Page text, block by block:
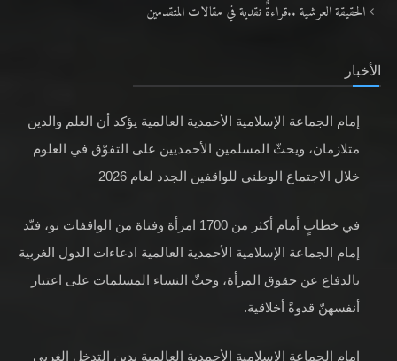
الحقيقة العرشية ..قراءةٌ نقدية في مقالات المتقدمين
الأخبار
إمام الجماعة الإسلامية الأحمدية العالمية يؤكد أن العلم والدين
متلازمان، ويحثّ المسلمين الأحمديين على التفوّق في العلوم
خلال الاجتماع الوطني للواقفين الجدد لعام 2026
في خطابٍ أمام أكثر من 1700 امرأة وفتاة من الواقفات نو، فنّد
إمام الجماعة الإسلامية الأحمدية العالمية ادعاءات الدول الغربية
بالدفاع عن حقوق المرأة، وحثّ النساء المسلمات على اعتبار
أنفسهنّ قدوةً أخلاقية.
إمام الجماعة الإسلامية الأحمدية العالمية يدين التدخل الغربي